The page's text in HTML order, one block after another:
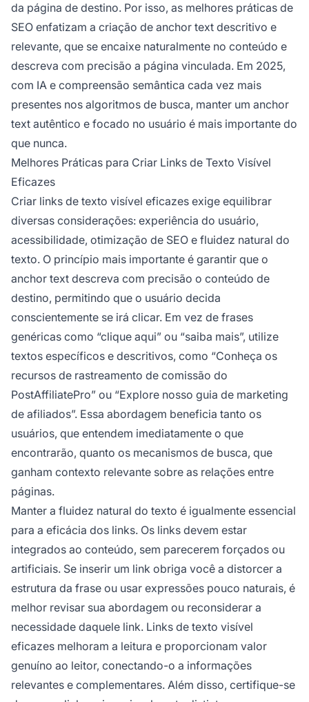
da página de destino. Por isso, as melhores práticas de
SEO enfatizam a criação de anchor text descritivo e
relevante, que se encaixe naturalmente no conteúdo e
descreva com precisão a página vinculada. Em 2025,
com IA e compreensão semântica cada vez mais
presentes nos algoritmos de busca, manter um anchor
text autêntico e focado no usuário é mais importante do
que nunca.
Melhores Práticas para Criar Links de Texto Visível
Eficazes
Criar links de texto visível eficazes exige equilibrar
diversas considerações: experiência do usuário,
acessibilidade, otimização de SEO e fluidez natural do
texto. O princípio mais importante é garantir que o
anchor text descreva com precisão o conteúdo de
destino, permitindo que o usuário decida
conscientemente se irá clicar. Em vez de frases
genéricas como “clique aqui” ou “saiba mais”, utilize
textos específicos e descritivos, como “Conheça os
recursos de rastreamento de comissão do
PostAffiliatePro” ou “Explore nosso guia de marketing
de afiliados”. Essa abordagem beneficia tanto os
usuários, que entendem imediatamente o que
encontrarão, quanto os mecanismos de busca, que
ganham contexto relevante sobre as relações entre
páginas.
Manter a fluidez natural do texto é igualmente essencial
para a eficácia dos links. Os links devem estar
integrados ao conteúdo, sem parecerem forçados ou
artificiais. Se inserir um link obriga você a distorcer a
estrutura da frase ou usar expressões pouco naturais, é
melhor revisar sua abordagem ou reconsiderar a
necessidade daquele link. Links de texto visível
eficazes melhoram a leitura e proporcionam valor
genuíno ao leitor, conectando-o a informações
relevantes e complementares. Além disso, certifique-se